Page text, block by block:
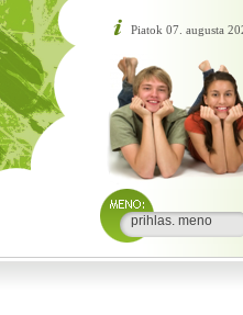
Piatok 07. augusta